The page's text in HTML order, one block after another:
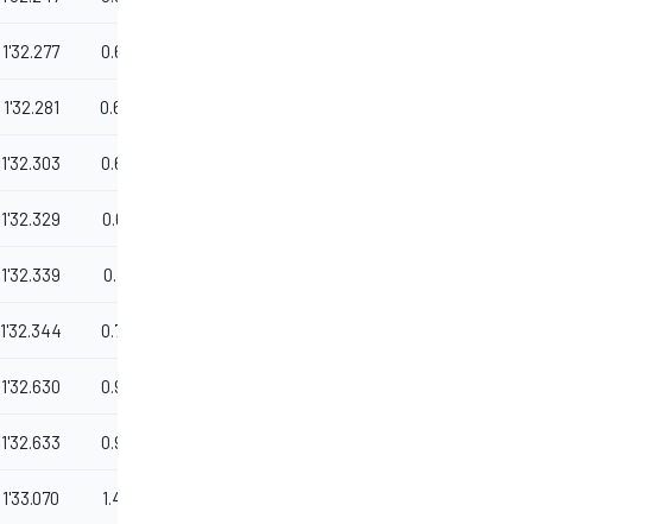
1'32.277 0.639
1'32.281 0.643
1'32.303 0.665
1'32.329 0.691
1'32.339 0.701
1'32.344 0.706
1'32.630 0.992
1'32.633 0.995
1'33.070 1.432